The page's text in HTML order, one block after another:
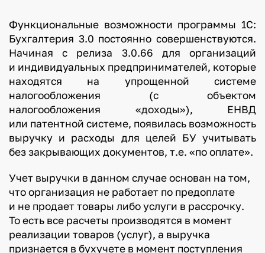
Функциональные возможности программы 1С:
Бухгалтерия 3.0 постоянно совершенствуются.
Начиная с релиза 3.0.66 для организаций
и индивидуальных предпринимателей, которые
находятся на упрощенной системе
налогообложения (с объектом
налогообложения «доходы»), ЕНВД
или патентной системе, появилась возможность
выручку и расходы для целей БУ учитывать
без закрывающих документов, т.е. «по оплате».
Учет выручки в данном случае основан на том,
что организация не работает по предоплате
и не продает товары либо услуги в рассрочку.
То есть все расчеты производятся в момент
реализации товаров (услуг), а выручка
признается в бухучете в момент поступления